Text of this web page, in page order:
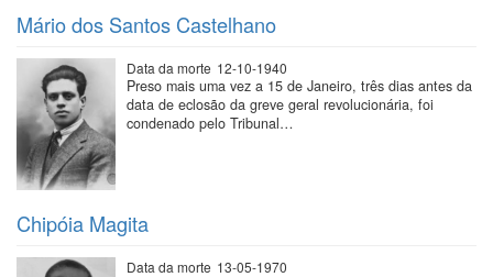
Mário dos Santos Castelhano
Data da morte 12-10-1940
Preso mais uma vez a 15 de Janeiro, três dias antes da
data de eclosão da greve geral revolucionária, foi
condenado pelo Tribunal…
Chipóia Magita
Data da morte 13-05-1970